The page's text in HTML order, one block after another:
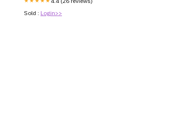
Sold : Login>>